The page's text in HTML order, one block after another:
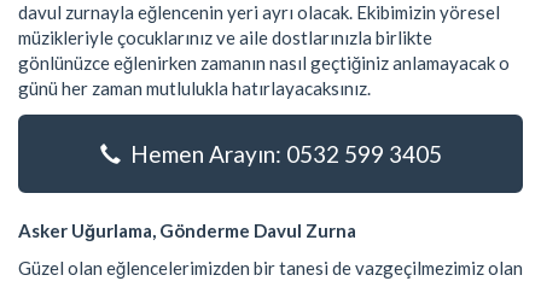
davul zurnayla eğlencenin yeri ayrı olacak. Ekibimizin yöresel
müzikleriyle çocuklarınız ve aile dostlarınızla birlikte
gönlünüzce eğlenirken zamanın nasıl geçtiğiniz anlamayacak o
günü her zaman mutlulukla hatırlayacaksınız.
Hemen Arayın: 0532 599 3405
Asker Uğurlama, Gönderme Davul Zurna
Güzel olan eğlencelerimizden bir tanesi de vazgeçilmezimiz olan